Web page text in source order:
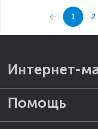
1 2
Интернет-
Помощь